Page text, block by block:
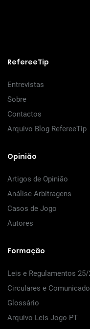
RefereeTip
Entrevistas
Sobre
Contactos
Arquivo Blog RefereeTip
Opinião
Artigos de Opinião
Análise Arbitragens
Casos de Jogo
Autores
Formação
Leis e Regulamentos 25/
Circulares e
Glossário
Arquivo Leis Jogo PT